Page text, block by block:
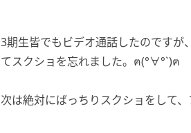
3期生皆でもビデオ通話したのですが
てスクショを忘れました。ฅ(°∀°`)ฅ
次は絶対にばっちりスクショをして